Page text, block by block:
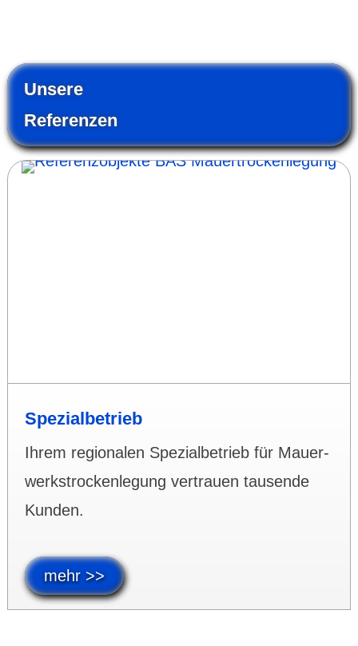
Unsere
Referenzen
Spezial­­betrieb
Ihrem regio­nalen Spezial­­betrieb für Mauer­
werks­­trocken­­legung vertrauen tausende
Kunden.
mehr >>